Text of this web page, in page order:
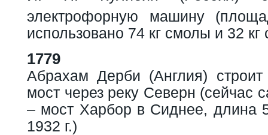
электрофорную машину
использовано 74 кг смолы и 32 кг
1779
Абрахам Дерби (Англия)
мост через реку Северн (сейчас
– мост Харбор в Сиднее, длина
1932 г.)